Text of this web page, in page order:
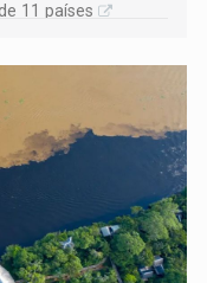
11 países